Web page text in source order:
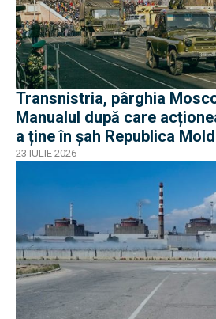
Transnistria, pârghia
Manualul după care
a ține în șah Republica
23 IULIE 2026